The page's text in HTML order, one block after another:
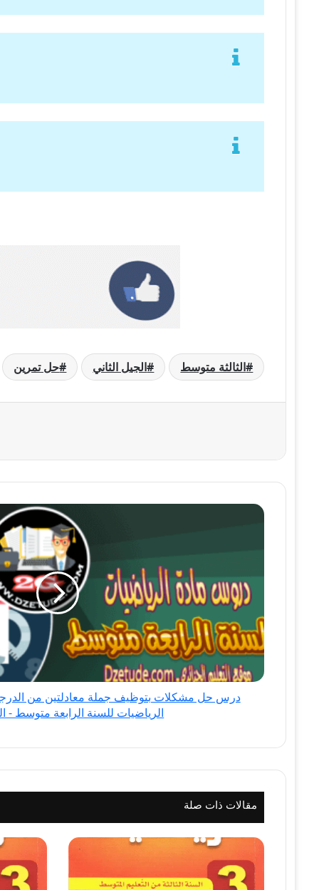
الثالثة متوسط الجيل الثاني حل تمرين
درس
جملة
معادلتين
من
الدرجة
الأولى
بمجهولين
في
الرابعة
متوسط
الجيل
الثاني
درس حل مشكلات بتوظيف جملة معادلتين من
الرياضيات للسنة الرابعة متوسط -
مقالات ذات صلة